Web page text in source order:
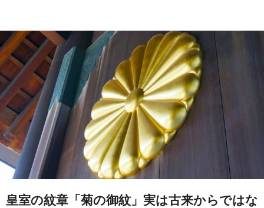
皇室の紋章「菊の御紋」実は古来からではな